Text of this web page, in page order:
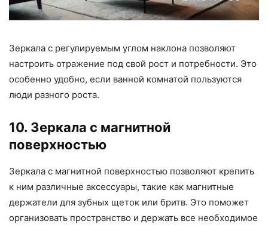
Зеркала с регулируемым углом наклона позволяют
настроить отражение под свой рост и потребности. Это
особенно удобно, если ванной комнатой пользуются
люди разного роста.
10. Зеркала с магнитной
поверхностью
Зеркала с магнитной поверхностью позволяют крепить
к ним различные аксессуары, такие как магнитные
держатели для зубных щеток или бритв. Это поможет
организовать пространство и держать все необходимое